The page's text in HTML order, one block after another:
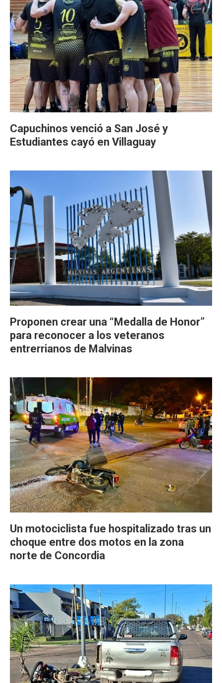
Capuchinos venció a San José y
Estudiantes cayó en Villaguay
Proponen crear una “Medalla de Honor”
para reconocer a los veteranos
entrerrianos de Malvinas
Un motociclista fue hospitalizado tras un
choque entre dos motos en la zona
norte de Concordia